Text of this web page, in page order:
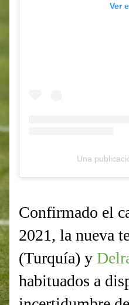
Ver
Una
Confirmado el
2021, la nueva
(Turquía) y
habituados a